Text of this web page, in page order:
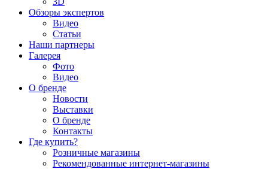
Обзоры экспертов
Видео
Статьи
Наши партнеры
Галерея
Фото
Видео
О бренде
Новости
Выставки
О бренде
Контакты
Где купить?
Розничные магазины
Рекомендованные интернет-магазины